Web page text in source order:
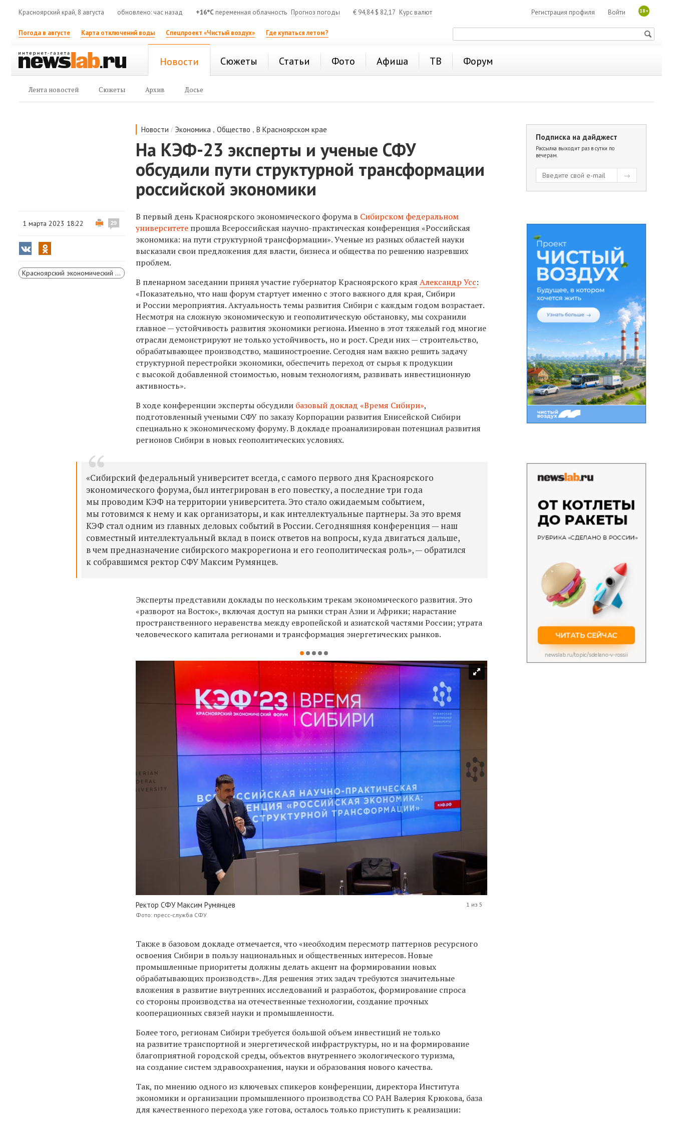
Красноярский край, 8 августа обновлено: час назад +16°C переменная облачность Прогноз погоды € 94,84$ 82,17 Курс валют 18+
Войти
Регистрация профиля
Погода в августе Карта отключений воды Спецпроект «Чистый воздух» Где купаться летом?
Новости Сюжеты Статьи Фото Афиша ТВ Форум
Лента новостей Сюжеты Архив Досье
Новости / Экономика ,Общество ,В Красноярском крае
На КЭФ-23 эксперты и ученые СФУ
обсудили пути структурной трансформации
российской экономики
1 марта 2023 18:22 29
Красноярский экономический форум
В первый день Красноярского экономического форума в Сибирском федеральном
университете прошла Всероссийская научно-практическая конференция «Российская
экономика: на пути структурной трансформации». Ученые из разных областей науки
высказали свои предложения для власти, бизнеса и общества по решению назревших
проблем.
В пленарном заседании принял участие губернатор Красноярского краяАлександр Усс:
«Показательно, что наш форум стартует именно с этого важного для края, Сибири
и России мероприятия. Актуальность темы развития Сибири с каждым годом возрастает.
Несмотря на сложную экономическую и геополитическую обстановку, мы сохранили
главное — устойчивость развития экономики региона. Именно в этот тяжелый год многие
отрасли демонстрируют не только устойчивость, но и рост. Среди них — строительство,
обрабатывающее производство, машиностроение. Сегодня нам важно решить задачу
структурной перестройки экономики, обеспечить переход от сырья к продукции
с высокой добавленной стоимостью, новым технологиям, развивать инвестиционную
активность».
В ходе конференции эксперты обсудили базовый доклад «Время Сибири»,
подготовленный учеными СФУ по заказу Корпорации развития Енисейской Сибири
специально к экономическому форуму. В докладе проанализирован потенциал развития
регионов Сибири в новых геополитических условиях.
«Сибирский федеральный университет всегда, с самого первого дня Красноярского
экономического форума, был интегрирован в его повестку, а последние три года
мы проводим КЭФ на территории университета. Это стало ожидаемым событием,
мы готовимся к нему и как организаторы, и как интеллектуальные партнеры. За это время
КЭФ стал одним из главных деловых событий в России. Сегодняшняя конференция — наш
совместный интеллектуальный вклад в поиск ответов на вопросы, куда двигаться дальше,
в чем предназначение сибирского макрорегиона и его геополитическая роль», — обратился
к собравшимся ректор СФУ Максим Румянцев.
Эксперты представили доклады по нескольким трекам экономического развития. Это
«разворот на Восток», включая доступ на рынки стран Азии и Африки; нарастание
пространственного неравенства между европейской и азиатской частями России; утрата
человеческого капитала регионами и трансформация энергетических рынков.
Ректор СФУ Максим Румянцев
Фото: пресс-служба СФУ
1 из 5
Также в базовом докладе отмечается, что «необходим пересмотр паттернов ресурсного
освоения Сибири в пользу национальных и общественных интересов. Новые
промышленные приоритеты должны делать акцент на формировании новых
обрабатывающих производств». Для решения этих задач требуются значительные
вложения в развитие внутренних исследований и разработок, формирование спроса
со стороны производства на отечественные технологии, создание прочных
кооперационных связей науки и промышленности.
Более того, регионам Сибири требуется большой объем инвестиций не только
на развитие транспортной и энергетической инфраструктуры, но и на формирование
благоприятной городской среды, объектов внутреннего экологического туризма,
на создание систем здравоохранения, науки и образования нового качества.
Так, по мнению одного из ключевых спикеров конференции, директора Института
экономики и организации промышленного производства СО РАН Валерия Крюкова, база
для качественного перехода уже готова, осталось только приступить к реализации:
Подписка на дайджест
Рассылка выходит раз в сутки по
вечерам.